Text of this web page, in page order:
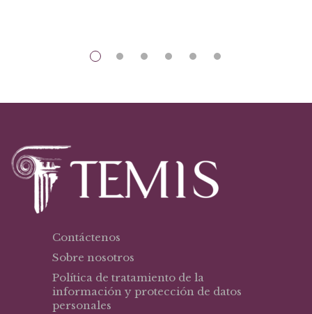
Contáctenos
Sobre nosotros
Política de tratamiento de la
información y protección de datos
personales